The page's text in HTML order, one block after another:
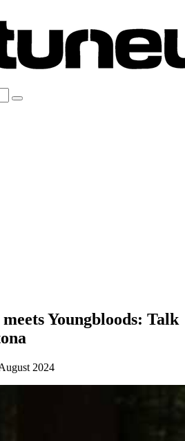
Youngbloods: Talk
2024